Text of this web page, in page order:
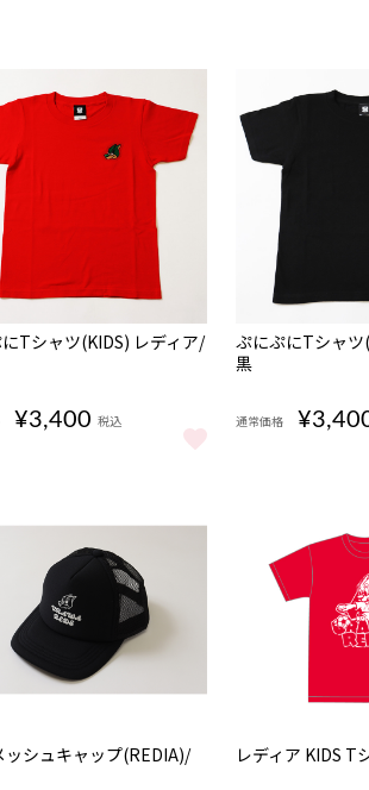
Tシャツ(KIDS) レディア/
¥3,400 税込
にTシャツ(KIDS) レディア/赤 をもっと見る
ぷにぷにTシャツ
黒
通常価格
ぷにぷにTシャ
ッシュキャップ(REDIA)/
レディア KIDS T